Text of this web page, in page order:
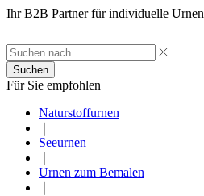
Ihr B2B Partner für individuelle Urnen
Suchen
Für Sie empfohlen
Naturstoffurnen
Seeurnen
Urnen zum Bemalen